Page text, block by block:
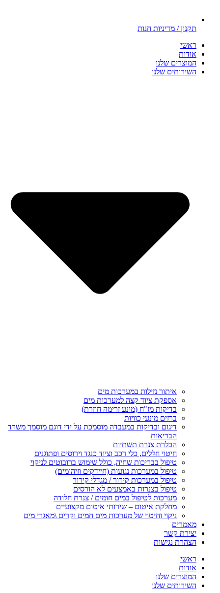
תקנון / מדיניות חנות
ראשי
אודות
המוצרים שלנו
השירותים שלנו
איתור נזילות במערכות מים
אספקת ציוד קצה למערכות מים
בדיקות מז"ח (מונע זרימה חוזרת)
ברזים מונעי כוויות
דיגום ובדיקות במעבדה מוסמכת על ידי דוגם מוסמך משרד
הבריאות
הכלרת צנרת תשתיות
חיטוי חללים, כלי רכב וציוד כנגד וירוסים ופתוגנים
טיפול בבריכות שחיה, כולל שימוש ברובוטים לניקוי
טיפול במערכות נגועות (חיידקים וזיהומים)
טיפול במערכות קירור / מגדלי קירור
טיפול בצנרות באמצעים לא הורסים
מערכות לטיפול במים חומים / צנרת חלודה
מחלקת איטום – שירותי איטום מקצועיים
ניקוי וחיטוי של מערכות מים חמים וקרים \מאגרי מים
מאמרים
יצירת קשר
הצהרת נגישות
ראשי
אודות
המוצרים שלנו
השירותים שלנו